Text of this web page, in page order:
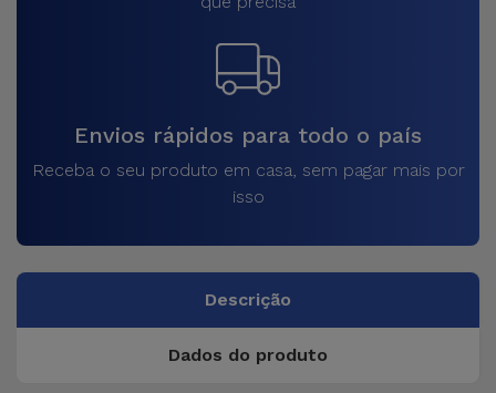
Envios rápidos para todo o país
Receba o seu produto em casa, sem pagar mais por
isso
Descrição
Dados do produto